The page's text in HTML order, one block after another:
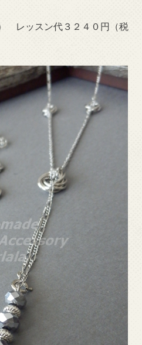
レッスン代３２４０円（税